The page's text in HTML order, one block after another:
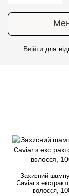
Ввійти для
Захисний
Caviar з
волосся,